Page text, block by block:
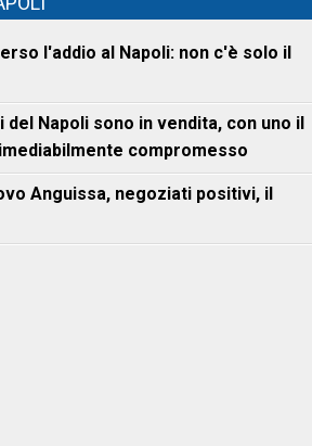
l'addio al Napoli: non c'è solo il
del Napoli sono in vendita, con uno il
compromesso
Anguissa, negoziati positivi, il